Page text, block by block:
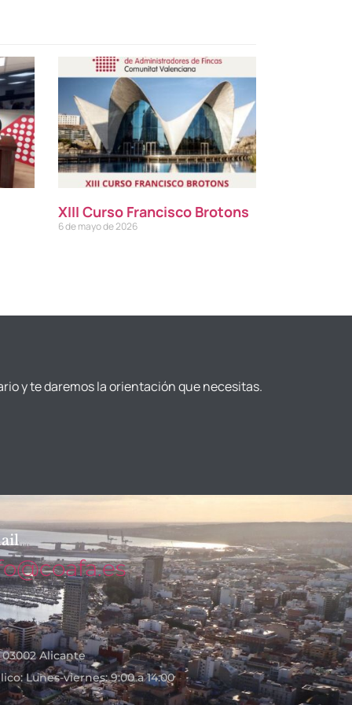
XIII Curso Francisco Brotons
6 de mayo de 2026
y te daremos la orientación que necesitas.
03002 Alicante
Lunes-viernes: 9:00 a 14:00